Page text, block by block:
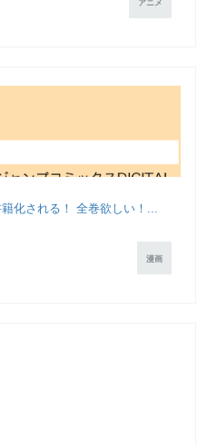
アニメ
化される！ 全巻欲しい！...
漫画